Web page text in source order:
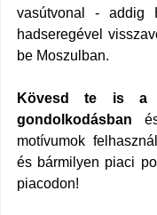
vasútvonal - addig
hadseregével
be Moszulban.
Kövesd te is a
gondolkodásban
motívumok
és bármilyen piaci
piacodon!